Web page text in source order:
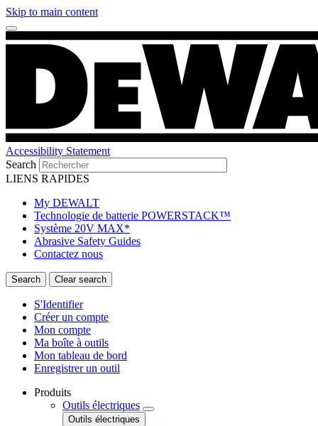
Skip to main content
Accessibility Statement
Search
LIENS RAPIDES
My DEWALT
Technologie de batterie POWERSTACK™
Système 20V MAX*
Abrasive Safety Guides
Contactez nous
S'Identifier
Créer un compte
Mon compte
Ma boîte à outils
Mon tableau de bord
Enregistrer un outil
Produits
Outils électriques
Outils électriques